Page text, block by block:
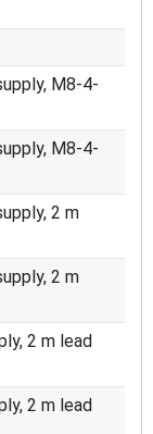
M8-4-
M8-4-
2 m
2 m
2 m lead
2 m lead